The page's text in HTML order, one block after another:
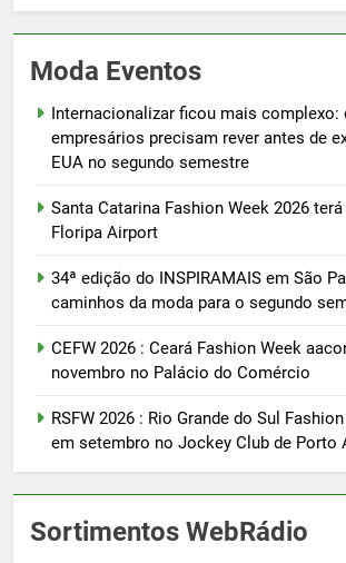
Moda Eventos
Internacionalizar ficou mais complexo:
empresários precisam rever antes de
EUA no segundo semestre
Santa Catarina Fashion Week 2026
Floripa Airport
34ª edição do INSPIRAMAIS em São
caminhos da moda para o segundo
CEFW 2026 : Ceará Fashion Week
novembro no Palácio do Comércio
RSFW 2026 : Rio Grande do Sul
em setembro no Jockey Club de Porto
Sortimentos WebRádio